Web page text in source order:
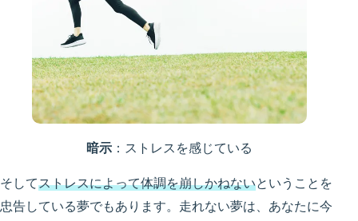
暗示 ：ストレスを感じている
そしてストレスによって体調を崩しかねないということを
忠告している夢でもあります。走れない夢は、あなたに今